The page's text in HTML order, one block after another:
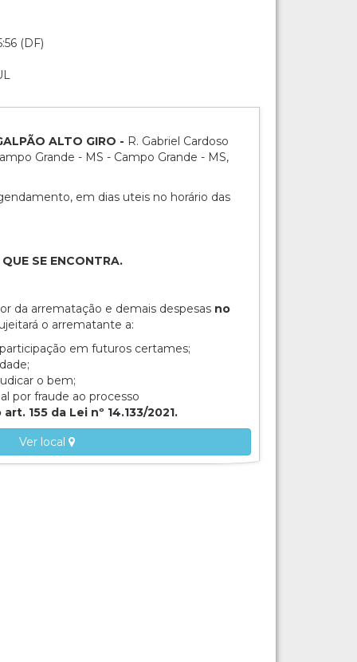
(DF)
ALTO GIRO - R. Gabriel Cardoso
Grande - MS - Campo Grande - MS,
em dias uteis no horário das
SE ENCONTRA.
da arrematação e demais despesas no
o arrematante a:
em futuros certames;
o bem;
por fraude ao processo
155 da Lei nº 14.133/2021.
Ver local